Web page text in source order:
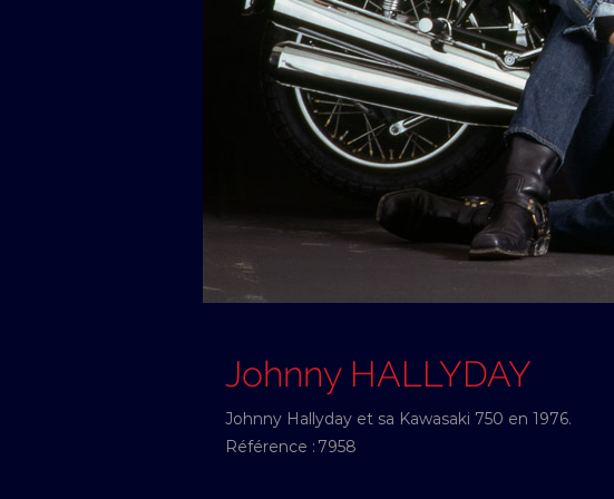
Johnny HALLYDAY
Johnny Hallyday et sa Kawasaki 750 en 1976.
Référence : 7958